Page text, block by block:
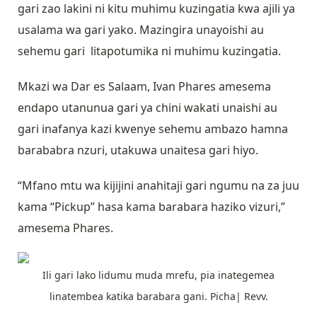
gari zao lakini ni kitu muhimu kuzingatia kwa ajili ya
usalama wa gari yako. Mazingira unayoishi au
sehemu gari litapotumika ni muhimu kuzingatia.
Mkazi wa Dar es Salaam, Ivan Phares amesema
endapo utanunua gari ya chini wakati unaishi au
gari inafanya kazi kwenye sehemu ambazo hamna
barababra nzuri, utakuwa unaitesa gari hiyo.
“Mfano mtu wa kijijini anahitaji gari ngumu na za juu
kama “Pickup” hasa kama barabara haziko vizuri,”
amesema Phares.
Ili gari lako lidumu muda mrefu, pia inategemea
linatembea katika barabara gani. Picha| Revv.